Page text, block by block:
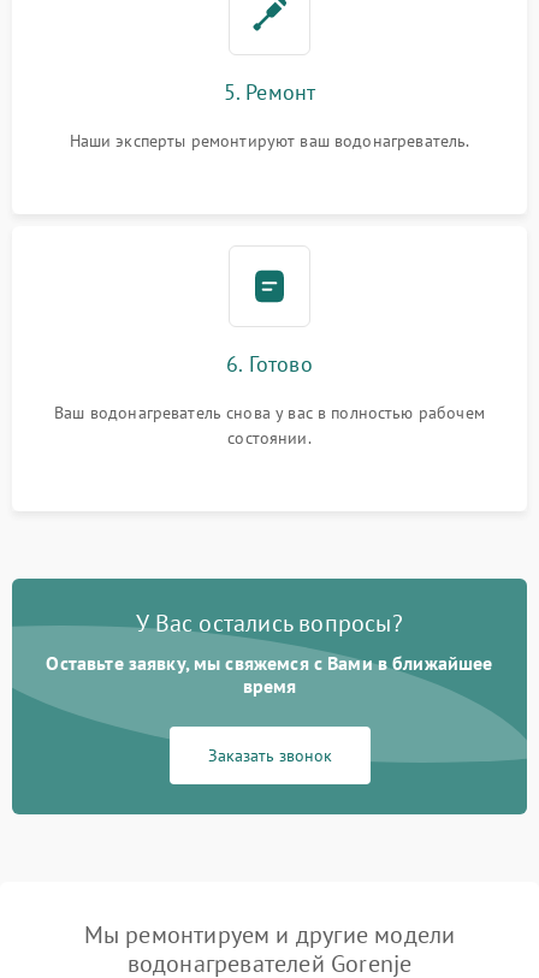
5. Ремонт
Наши эксперты ремонтируют ваш водонагреватель.
6. Готово
Ваш водонагреватель снова у вас в полностью рабочем
состоянии.
У Вас остались вопросы?
Оставьте заявку, мы свяжемся с Вами в ближайшее
время
Заказать звонок
Мы ремонтируем и другие модели
водонагревателей Gorenje